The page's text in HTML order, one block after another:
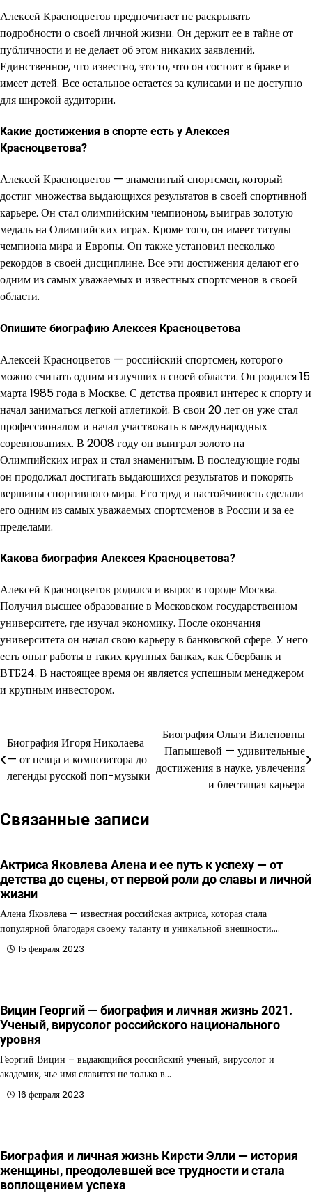
Алексей Красноцветов предпочитает не раскрывать
подробности о своей личной жизни. Он держит ее в тайне от
публичности и не делает об этом никаких заявлений.
Единственное, что известно, это то, что он состоит в браке и
имеет детей. Все остальное остается за кулисами и не доступно
для широкой аудитории.
Какие достижения в спорте есть у Алексея
Красноцветова?
Алексей Красноцветов — знаменитый спортсмен, который
достиг множества выдающихся результатов в своей спортивной
карьере. Он стал олимпийским чемпионом, выиграв золотую
медаль на Олимпийских играх. Кроме того, он имеет титулы
чемпиона мира и Европы. Он также установил несколько
рекордов в своей дисциплине. Все эти достижения делают его
одним из самых уважаемых и известных спортсменов в своей
области.
Опишите биографию Алексея Красноцветова
Алексей Красноцветов — российский спортсмен, которого
можно считать одним из лучших в своей области. Он родился 15
марта 1985 года в Москве. С детства проявил интерес к спорту и
начал заниматься легкой атлетикой. В свои 20 лет он уже стал
профессионалом и начал участвовать в международных
соревнованиях. В 2008 году он выиграл золото на
Олимпийских играх и стал знаменитым. В последующие годы
он продолжал достигать выдающихся результатов и покорять
вершины спортивного мира. Его труд и настойчивость сделали
его одним из самых уважаемых спортсменов в России и за ее
пределами.
Какова биография Алексея Красноцветова?
Алексей Красноцветов родился и вырос в городе Москва.
Получил высшее образование в Московском государственном
университете, где изучал экономику. После окончания
университета он начал свою карьеру в банковской сфере. У него
есть опыт работы в таких крупных банках, как Сбербанк и
ВТБ24. В настоящее время он является успешным менеджером
и крупным инвестором.
Навигация
по
записям
Биография Игоря Николаева
— от певца и композитора до
легенды русской поп-музыки
Биография Ольги Виленовны
Папышевой — удивительные
достижения в науке, увлечения
и блестящая карьера
Связанные записи
Актриса Яковлева Алена и ее путь к успеху — от
детства до сцены, от первой роли до славы и личной
жизни
Алена Яковлева — известная российская актриса, которая стала
популярной благодаря своему таланту и уникальной внешности.…
15 февраля 2023
Вицин Георгий — биография и личная жизнь 2021.
Ученый, вирусолог российского национального
уровня
Георгий Вицин – выдающийся российский ученый, вирусолог и
академик, чье имя славится не только в…
16 февраля 2023
Биография и личная жизнь Кирсти Элли — история
женщины, преодолевшей все трудности и стала
воплощением успеха